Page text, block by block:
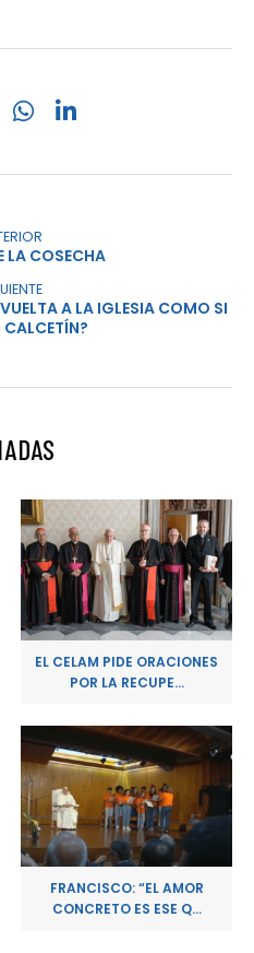
LA COSECHA
A LA IGLESIA COMO SI
CALCETÍN?
EL CELAM PIDE ORACIONES
POR LA RECUPE...
FRANCISCO: “EL AMOR
CONCRETO ES ESE Q...